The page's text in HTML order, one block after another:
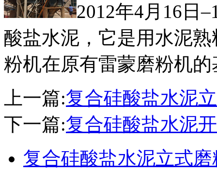
2012年4月16日
酸盐水泥，它是用水泥
粉机在原有雷蒙磨粉机
上一篇:复合硅酸盐水泥
下一篇:复合硅酸盐水泥
复合硅酸盐水泥立式磨